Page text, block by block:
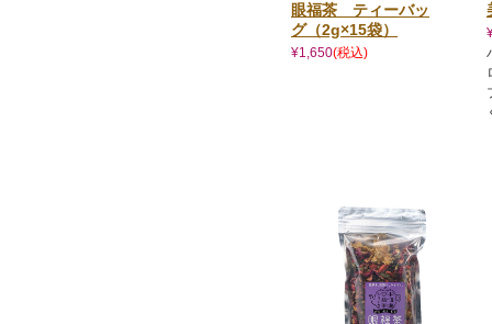
眼福茶 ティーバッ
グ（2g×15袋）
¥1,650(税込)